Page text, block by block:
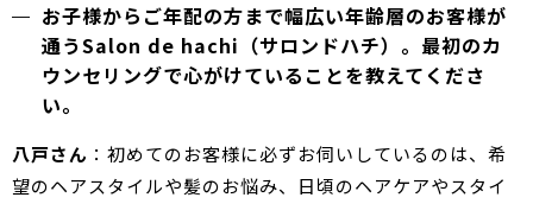
お子様からご年配の方まで幅広い年齢層のお客様が
通うSalon de hachi（サロンドハチ）。最初のカ
ウンセリングで心がけていることを教えてくださ
い。
八戸さん ：初めてのお客様に必ずお伺いしているのは、希
望のヘアスタイルや髪のお悩み、日頃のヘアケアやスタイ